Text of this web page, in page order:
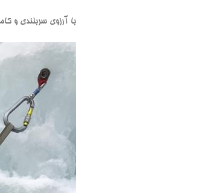
با آرزوی سربلندی و